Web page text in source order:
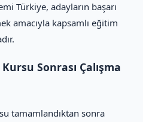
Türkiye, adayların başarı
amacıyla kapsamlı eğitim
Sonrası Çalışma
tamamlandıktan sonra